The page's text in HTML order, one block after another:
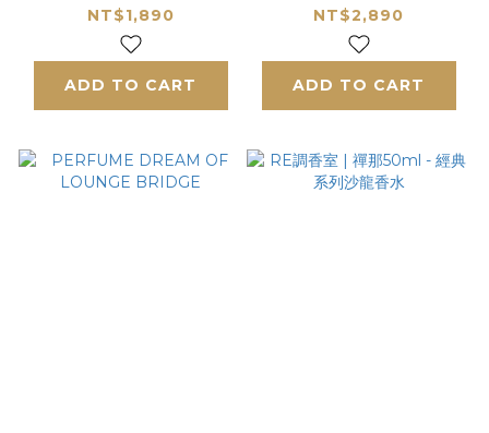
香水
NT$1,890
ADD TO CART
NT$2,890
ADD TO CART